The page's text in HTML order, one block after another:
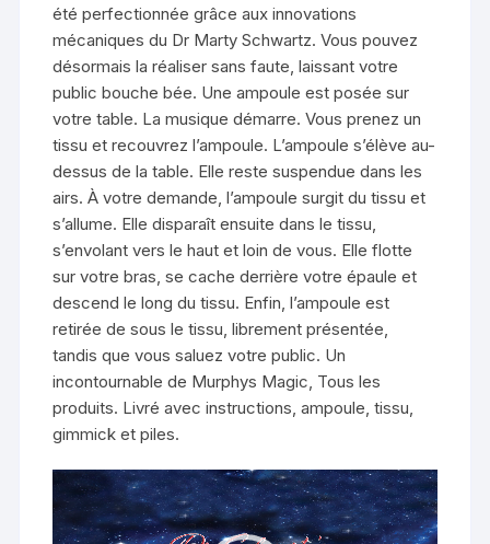
été perfectionnée grâce aux innovations
mécaniques du Dr Marty Schwartz. Vous pouvez
désormais la réaliser sans faute, laissant votre
public bouche bée. Une ampoule est posée sur
votre table. La musique démarre. Vous prenez un
tissu et recouvrez l’ampoule. L’ampoule s’élève au-
dessus de la table. Elle reste suspendue dans les
airs. À votre demande, l’ampoule surgit du tissu et
s’allume. Elle disparaît ensuite dans le tissu,
s’envolant vers le haut et loin de vous. Elle flotte
sur votre bras, se cache derrière votre épaule et
descend le long du tissu. Enfin, l’ampoule est
retirée de sous le tissu, librement présentée,
tandis que vous saluez votre public. Un
incontournable de Murphys Magic, Tous les
produits. Livré avec instructions, ampoule, tissu,
gimmick et piles.
Lecteur
vidéo